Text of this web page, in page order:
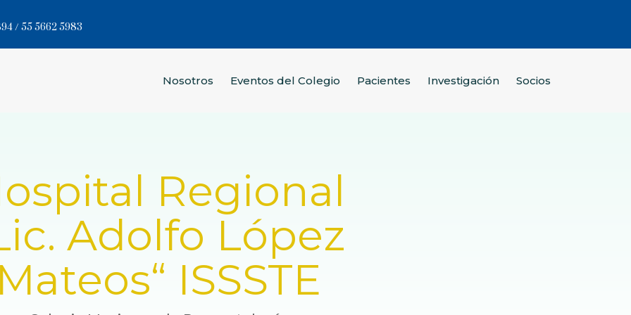
/ 55 5662 5983
Nosotros Eventos del Colegio Pacientes Investigación Socios
Regional
Adolfo López
Mateos“ ISSSTE